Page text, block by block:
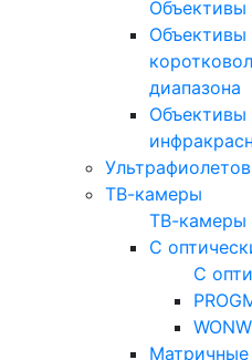
Объективы
Объективы
диапазона
Объективы
ТВ-камеры
ТВ-камеры
С
С
Матричные